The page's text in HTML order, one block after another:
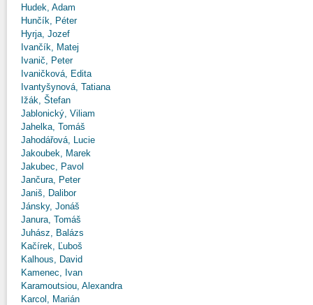
Hudek, Adam
Hunčík, Péter
Hyrja, Jozef
Ivančík, Matej
Ivanič, Peter
Ivaničková, Edita
Ivantyšynová, Tatiana
Ižák, Štefan
Jablonický, Viliam
Jahelka, Tomáš
Jahodářová, Lucie
Jakoubek, Marek
Jakubec, Pavol
Jančura, Peter
Janiš, Dalibor
Jánsky, Jonáš
Janura, Tomáš
Juhász, Balázs
Kačírek, Ľuboš
Kalhous, David
Kamenec, Ivan
Karamoutsiou, Alexandra
Karcol, Marián